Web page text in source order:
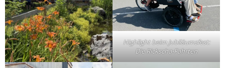
Highlight beim Jubiläumsfest:
Die Rickscha-Fahrten